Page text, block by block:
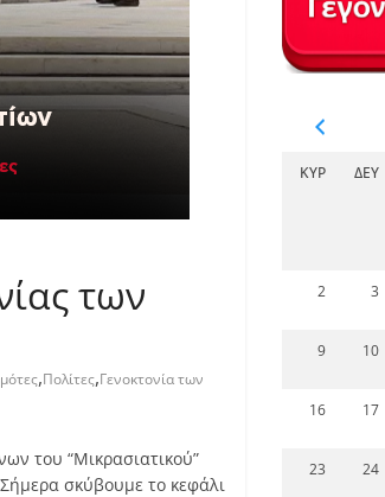
των
,Πολίτες,Γενοκτονία των
του “Μικρασιατικού”
σκύβουμε το κεφάλι
ΚΥΡ ΔΕΥ
2 3
9 10
16 17
23 24